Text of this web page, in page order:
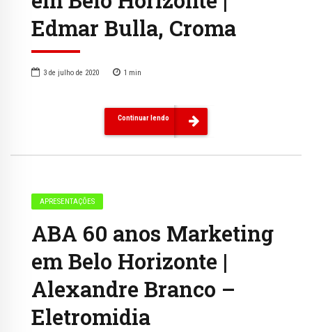
Edmar Bulla, Croma
3 de julho de 2020 1 min
Continuar lendo
APRESENTAÇÕES
ABA 60 anos Marketing
em Belo Horizonte |
Alexandre Branco –
Eletromidia